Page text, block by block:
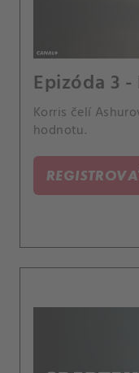
Epizóda 3
Korris čelí
hodnotu.